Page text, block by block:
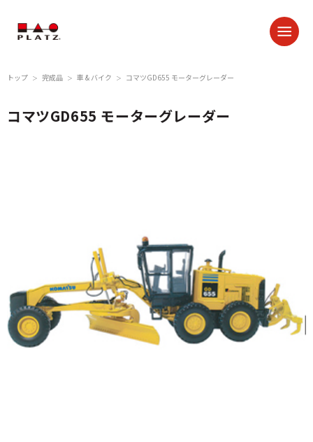
トップ ＞ 完成品 ＞ 車 & バイク ＞ コマツGD655 モーターグレーダー
コマツGD655 モーターグレーダー